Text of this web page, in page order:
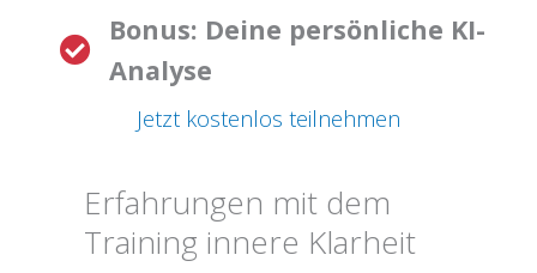
Bonus: Deine persönliche KI-
Analyse
Jetzt kostenlos teilnehmen
Erfahrungen mit dem
Training innere Klarheit